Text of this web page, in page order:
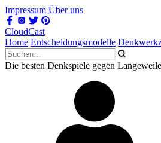
Impressum Über uns
CloudCast
Home Entscheidungsmodelle
Die besten Denkspiele gegen